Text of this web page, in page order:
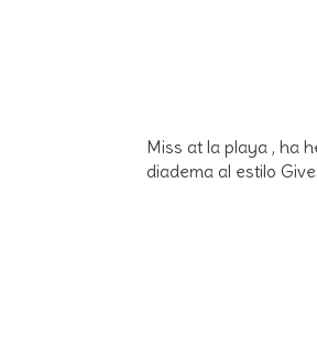
Miss at la playa , ha
diadema al estilo